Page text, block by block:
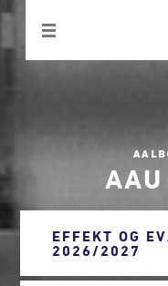
AAU
EFFEKT OG
2026/2027